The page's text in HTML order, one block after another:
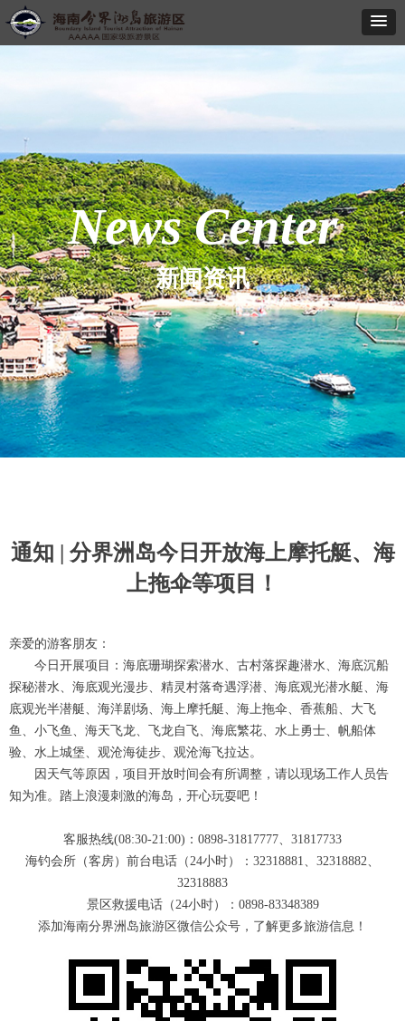
通知 | 分界洲岛今日开放海上摩托艇、海
上拖伞等项目！
亲爱的游客朋友：
今日开展项目：海底珊瑚探索潜水、古村落探趣潜水、海底沉船
探秘潜水、海底观光漫步、精灵村落奇遇浮潜、海底观光潜水艇、海
底观光半潜艇、海洋剧场、海上摩托艇、海上拖伞、香蕉船、大飞
鱼、小飞鱼、海天飞龙、飞龙自飞、海底繁花、水上勇士、帆船体
验、水上城堡、观沧海徒步、观沧海飞拉达。
因天气等原因，项目开放时间会有所调整，请以现场工作人员告
知为准。踏上浪漫刺激的海岛，开心玩耍吧！
客服热线(08:30-21:00)：0898-31817777、31817733
海钓会所（客房）前台电话（24小时）：32318881、32318882、
32318883
景区救援电话（24小时）：0898-83348389
添加海南分界洲岛旅游区微信公众号，了解更多旅游信息！
News Center
新闻资讯